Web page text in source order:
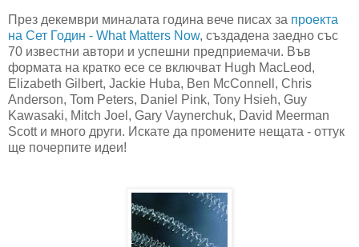
През декември миналата година вече писах за проекта
на Сет Годин - What Matters Now, създадена заедно със
70 известни автори и успешни предприемачи. Във
формата на кратко есе се включват Hugh MacLeod,
Elizabeth Gilbert, Jackie Huba, Ben McConnell, Chris
Anderson, Tom Peters, Daniel Pink, Tony Hsieh, Guy
Kawasaki, Mitch Joel, Gary Vaynerchuk, David Meerman
Scott и много други. Искате да промените нещата - оттук
ще почерпите идеи!